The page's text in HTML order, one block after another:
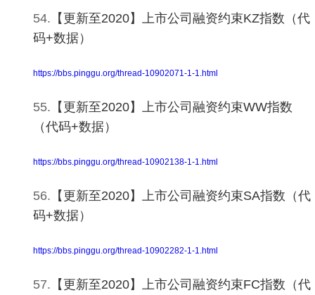
54. 【更新至2020】上市公司融资约束KZ指数（代
码+数据）
https://bbs.pinggu.org/thread-10902071-1-1.html
55. 【更新至2020】上市公司融资约束WW指数
（代码+数据）
https://bbs.pinggu.org/thread-10902138-1-1.html
56. 【更新至2020】上市公司融资约束SA指数（代
码+数据）
https://bbs.pinggu.org/thread-10902282-1-1.html
57. 【更新至2020】上市公司融资约束FC指数（代